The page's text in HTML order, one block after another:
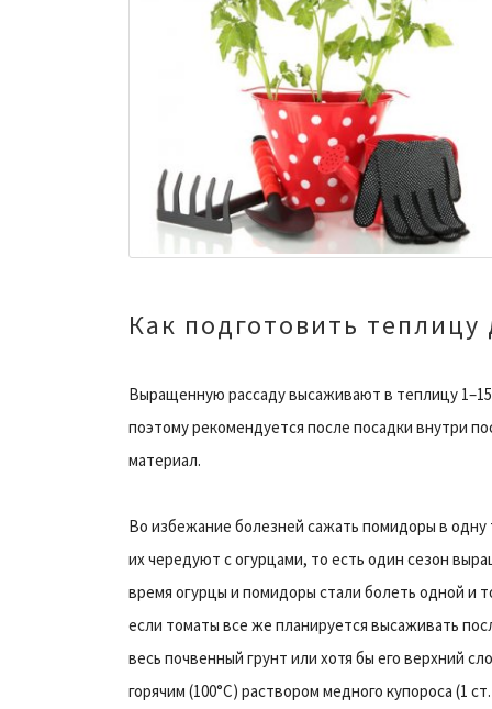
Как подготовить
Выращенную рассаду высаживают в теплицу
поэтому рекомендуется после посадки внутри
материал.
Во избежание болезней сажать помидоры в
их чередуют с огурцами, то есть один сезон
время огурцы и помидоры стали болеть одной и
если томаты все же планируется высаживать
весь почвенный грунт или хотя бы его верхний
горячим (100°С) раствором медного купороса (1